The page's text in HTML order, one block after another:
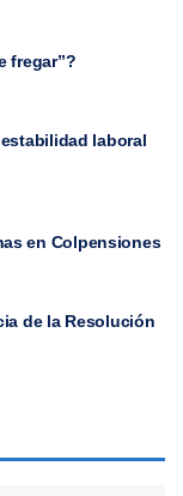
fregar”?
laboral
en Colpensiones
de la Resolución